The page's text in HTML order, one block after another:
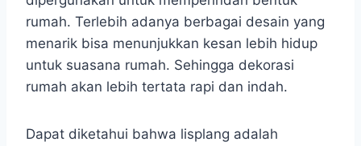
rumah. Terlebih adanya berbagai desain yang
menarik bisa menunjukkan kesan lebih hidup
untuk suasana rumah. Sehingga dekorasi
rumah akan lebih tertata rapi dan indah.
Dapat diketahui bahwa lisplang adalah